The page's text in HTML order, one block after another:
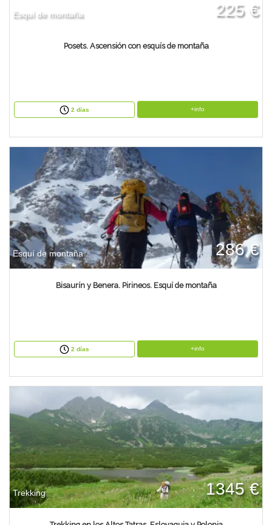
Esquí de montaña 225 €
Posets. Ascensión con esquís de montaña
2 días +info
Esquí de montaña 286 €
Bisaurín y Benera. Pirineos. Esquí de montaña
2 días +info
Trekking 1345 €